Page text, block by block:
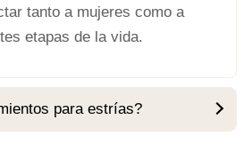
tanto a mujeres como a
etapas de la vida.
para estrías?